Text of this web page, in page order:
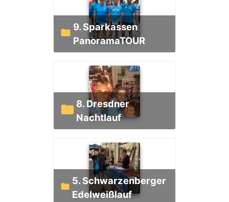
9. Sparkassen
PanoramaTOUR
8. Dresdner
Nachtlauf
5. Schwarzenberger
Edelweißlauf